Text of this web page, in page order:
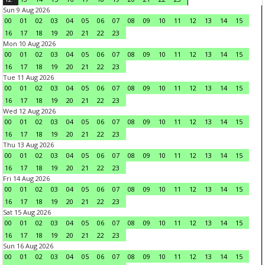
Sun 9 Aug 2026
00
01 02 03 04 05 06 07 08 09 10 11 12 13 14
15
16
17 18 19 20 21 22
23
Mon 10 Aug 2026
00
01 02 03 04 05 06 07 08 09 10 11 12 13 14
15
16
17 18 19 20 21 22
23
Tue 11 Aug 2026
00
01 02 03 04 05 06 07 08 09 10 11 12 13 14
15
16
17 18 19 20 21 22
23
Wed 12 Aug 2026
00
01 02 03 04 05 06 07 08 09 10 11 12 13 14
15
16
17 18 19 20 21 22
23
Thu 13 Aug 2026
00
01 02 03 04 05 06 07 08 09 10 11 12 13 14
15
16
17 18 19 20 21 22
23
Fri 14 Aug 2026
00
01 02 03 04 05 06 07 08 09 10 11 12 13 14
15
16
17 18 19 20 21 22
23
Sat 15 Aug 2026
00
01 02 03 04 05 06 07 08 09 10 11 12 13 14
15
16
17 18 19 20 21 22
23
Sun 16 Aug 2026
00
01 02 03 04 05 06 07 08 09 10 11 12 13 14
15